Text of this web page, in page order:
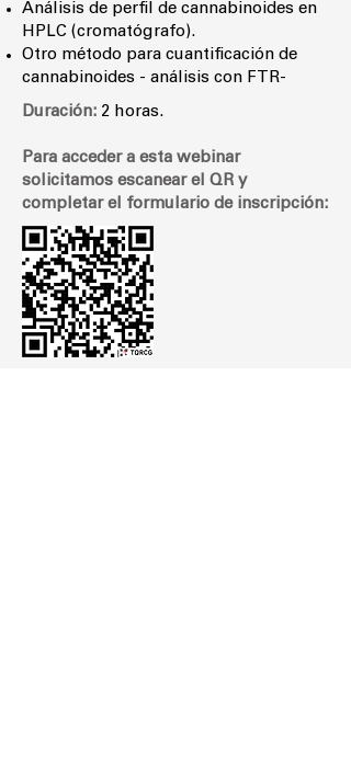
Análisis de perfil de cannabinoides en
HPLC (cromatógrafo).
Otro método para cuantificación de
cannabinoides - análisis con FTR-
Duración: 2 horas.
Para acceder a esta webinar
solicitamos escanear el QR y
completar el formulario de inscripción: